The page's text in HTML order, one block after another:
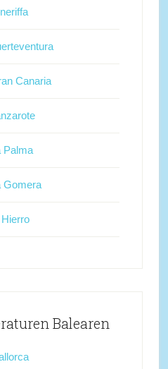
Canaria
Palma
Gomera
Balearen